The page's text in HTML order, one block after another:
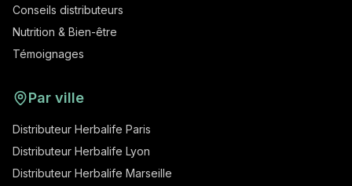
Conseils distributeurs
Nutrition & Bien-être
Témoignages
Par ville
Distributeur Herbalife Paris
Distributeur Herbalife Lyon
Distributeur Herbalife Marseille